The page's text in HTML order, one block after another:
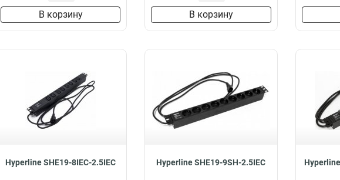
В корзину В корзину
Hyperline SHE19-8IEC-2.5IEC Hyperline SHE19-9SH-2.5IEC